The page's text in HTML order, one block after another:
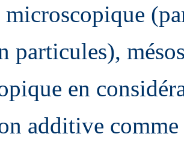
microscopique
particules),
en
additive comme